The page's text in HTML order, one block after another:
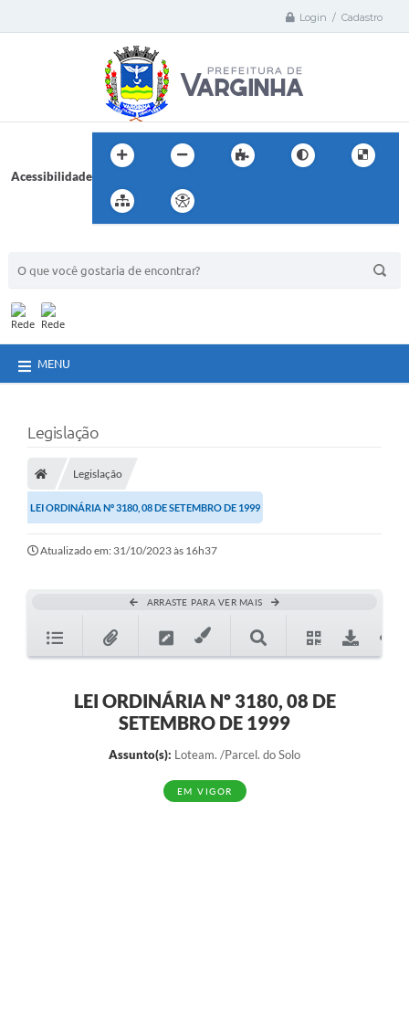
Login / Cadastro
Acessibilidade
MENU
Legislação
Legislação
LEI ORDINÁRIA Nº 3180, 08 DE SETEMBRO DE 1999
Atualizado em: 31/10/2023 às 16h37
ARRASTE PARA VER MAIS
LEI ORDINÁRIA Nº 3180, 08 DE
SETEMBRO DE 1999
Assunto(s): Loteam. /Parcel. do Solo
EM VIGOR